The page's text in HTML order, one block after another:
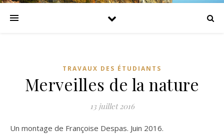
TRAVAUX DES ÉTUDIANTS
Merveilles de la nature
13 juillet 2016
Un montage de Françoise Despas. Juin 2016.